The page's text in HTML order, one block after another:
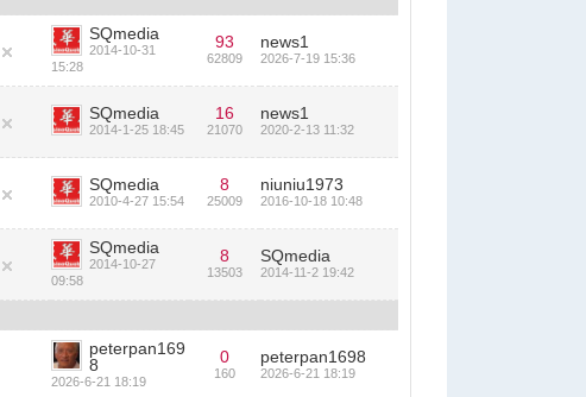
SQmedia
2014-10-31
15:28
93
62809
news1
2026-7-19 15:36
SQmedia
2014-1-25 18:45
16
21070
news1
2020-2-13 11:32
SQmedia
2010-4-27 15:54
8
25009
niuniu1973
2016-10-18 10:48
SQmedia
2014-10-27
09:58
8
13503
SQmedia
2014-11-2 19:42
peterpan169
8
2026-6-21 18:19
0
160
peterpan1698
2026-6-21 18:19